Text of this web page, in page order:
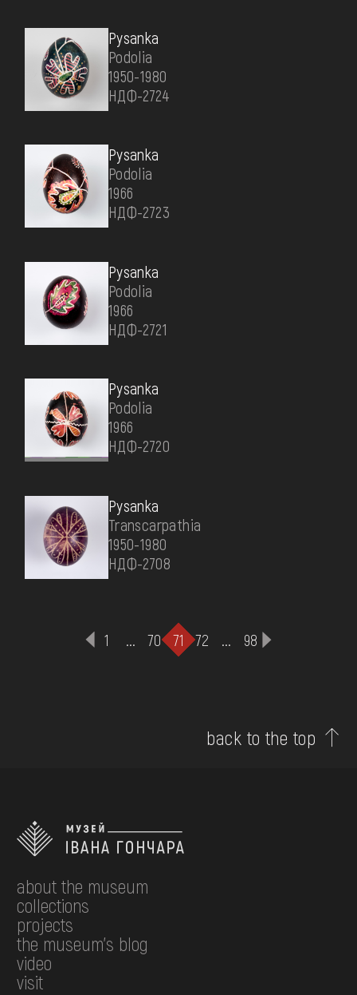
Pysanka
Podolia
1950-1980
НДФ-2724
Pysanka
Podolia
1966
НДФ-2723
Pysanka
Podolia
1966
НДФ-2721
Pysanka
Podolia
1966
НДФ-2720
Pysanka
Transcarpathia
1950-1980
НДФ-2708
1 70 71 72 98
back to the top
about the museum
collections
projects
the museum's blog
video
visit